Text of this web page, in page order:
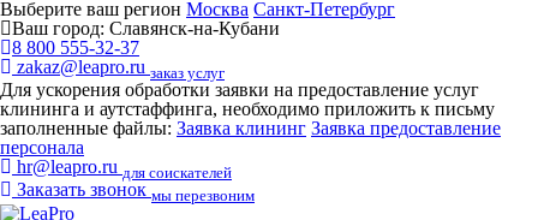
Выберите ваш регион Москва Санкт-Петербург
Ваш город: Славянск-на-Кубани
8 800 555-32-37
zakaz@leapro.ru заказ услуг
Для ускорения обработки заявки на предоставление услуг
клининга и аутстаффинга, необходимо приложить к письму
заполненные файлы: Заявка клининг Заявка предоставление
персонала
hr@leapro.ru для соискателей
Заказать звонок мы перезвоним